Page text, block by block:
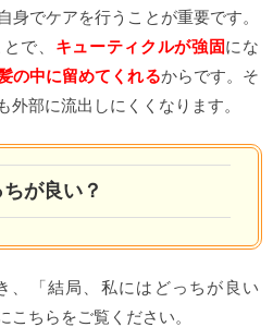
身でケアを行うことが重要です。
で、 キューティクルが強固にな
の中に留めてくれるからです。そ
外部に流出しにくくなります。
が良い？
、「結局、私にはどっちが良い
こちらをご覧ください。